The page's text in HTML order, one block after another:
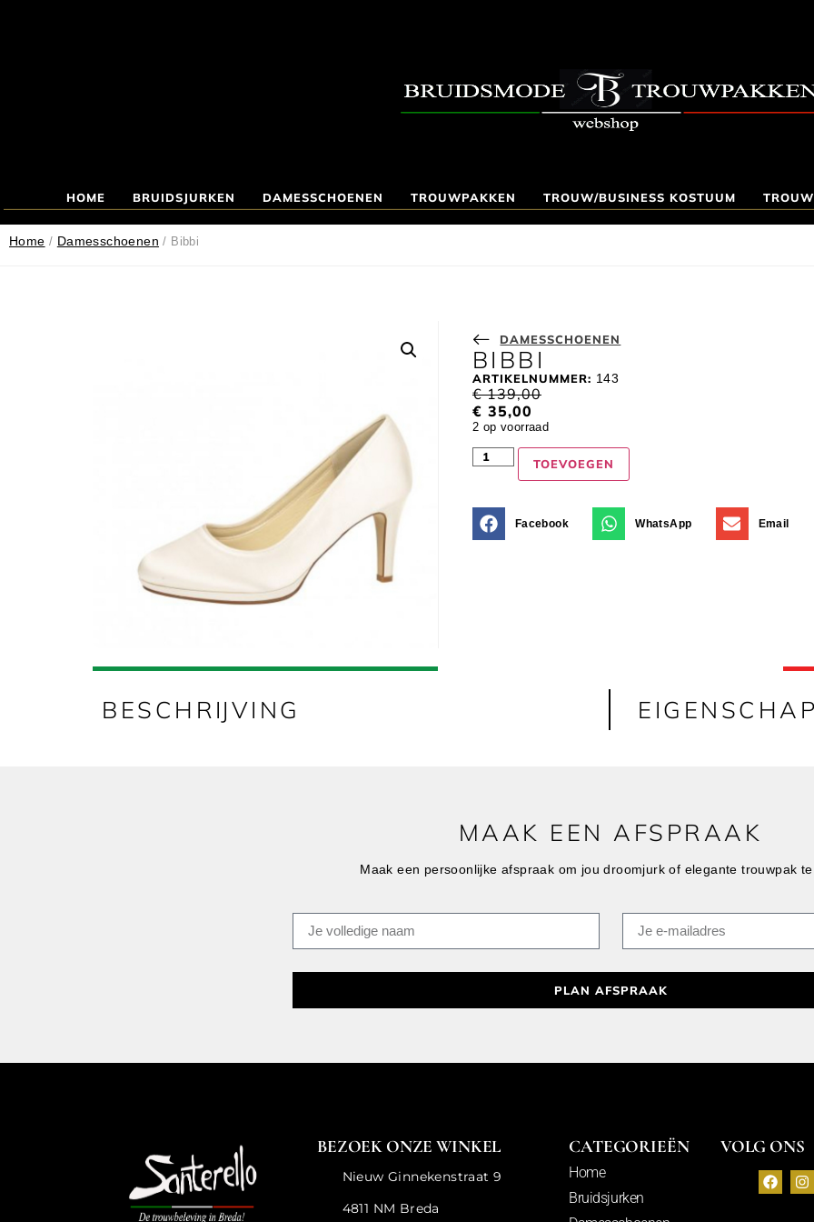
HOME BRUIDSJURKEN DAMESSCHOENEN TROUWPAKKEN TROUW/BUSINESS KOSTUUM
Home / Damesschoenen / Bibbi
DAMESSCHOENEN
BIBBI
ARTIKELNUMMER: 143
€139,00
€ 35,00
2 op voorraad
TOEVOEGEN
Facebook WhatsApp Email
BESCHRIJVING
MAAK EEN AFSPRAAK
Maak een persoonlijke afspraak om jou droomjurk of elegante trouwpak
PLAN AFSPRAAK
BEZOEK ONZE WINKEL
Nieuw Ginnekenstraat 9
4811 NM Breda
CATEGORIEËN
Home
Bruidsjurken
VOLG ONS